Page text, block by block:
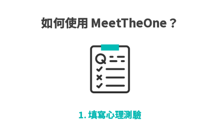
如何使用 MeetTheOne？
1. 填寫心理測驗